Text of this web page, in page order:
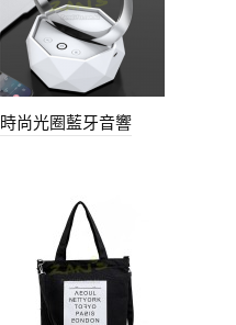
時尚光圈藍牙音響